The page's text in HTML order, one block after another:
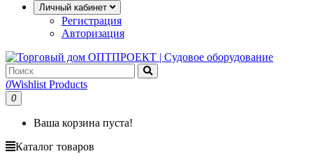
Личный кабинет
Регистрация
Авторизация
0Wishlist Products
0
Ваша корзина пуста!
Каталог товаров